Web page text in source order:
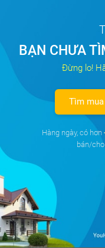
BẠN CHƯA
Đừng lo!
Tìm mua
Hàng ngày, có hơn
bán/